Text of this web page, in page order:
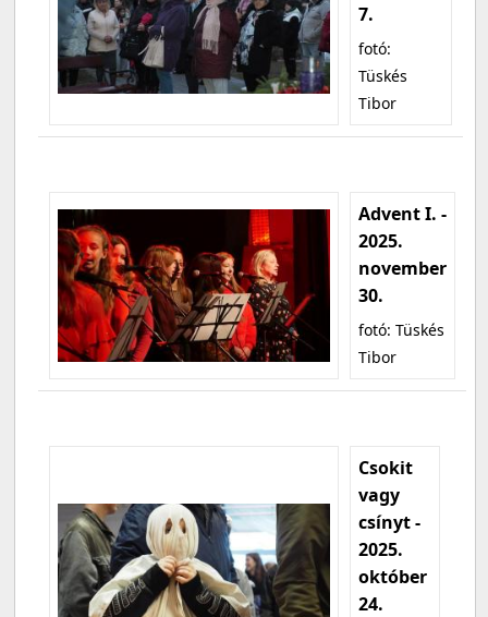
7.
fotó:
Tüskés
Tibor
Advent I. -
2025.
november
30.
fotó: Tüskés
Tibor
Csokit
vagy
csínyt -
2025.
október
24.